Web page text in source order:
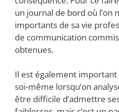
un journal de bord où l’on
importants de sa vie
de communication
obtenues.
Il est également important
soi-même lorsqu’on
être difficile d’admettre